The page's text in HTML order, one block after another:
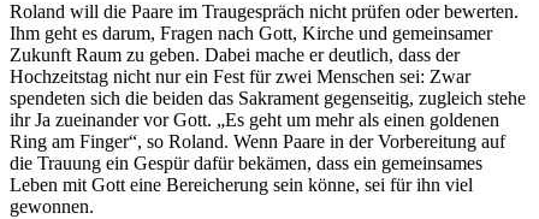
Roland will die Paare im Traugespräch nicht prüfen oder bewerten.
Ihm geht es darum, Fragen nach Gott, Kirche und gemeinsamer
Zukunft Raum zu geben. Dabei mache er deutlich, dass der
Hochzeitstag nicht nur ein Fest für zwei Menschen sei: Zwar
spendeten sich die beiden das Sakrament gegenseitig, zugleich stehe
ihr Ja zueinander vor Gott. „Es geht um mehr als einen goldenen
Ring am Finger“, so Roland. Wenn Paare in der Vorbereitung auf
die Trauung ein Gespür dafür bekämen, dass ein gemeinsames
Leben mit Gott eine Bereicherung sein könne, sei für ihn viel
gewonnen.